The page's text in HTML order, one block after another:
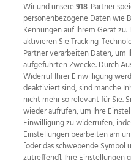
Wir über uns
Wir und unsere918-Partner
personenbezogene Daten wie
Kennungen auf Ihrem Gerät
aktivieren Sie Tracking-
Partner verarbeiten Daten, um
aufgeführten Zwecke. Durch
Widerruf Ihrer Einwilligung
deaktiviert sind, sind manche
nicht mehr so relevant für Sie.
wieder aufrufen, um Ihre
Einwilligung zu widerrufen,
Einstellungen bearbeiten am
[oder das schwebende Symbol